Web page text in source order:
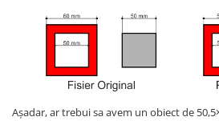
Așadar, ar trebui sa avem un obiect de